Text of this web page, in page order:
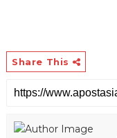
Share This